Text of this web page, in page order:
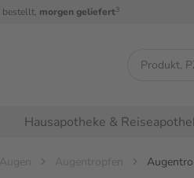
bestellt, morgen geliefert3
Hausapotheke &
Augen Augentropfen